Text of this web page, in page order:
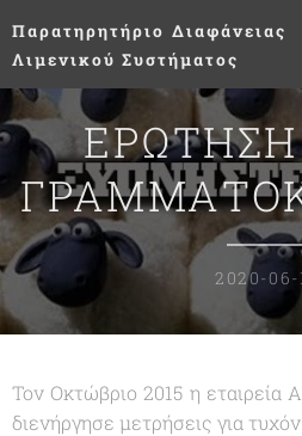
Παρατηρητήριο Διαφάνειας
Λιμενικού Συστήματος
ΕΡΩΤΗΣΗ
2020-06-
Τον Οκτώβριο 2015 η εταιρεία
διενήργησε μετρήσεις για